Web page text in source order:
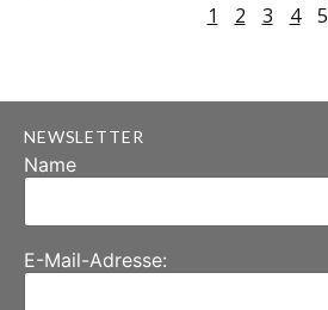
1 2 3 4 5
NEWSLETTER
Name
E-Mail-Adresse: